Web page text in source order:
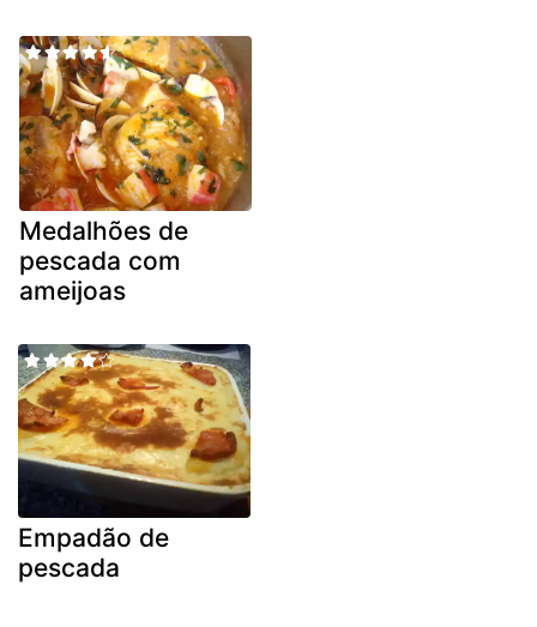
Medalhões de
pescada com
ameijoas
Empadão de
pescada